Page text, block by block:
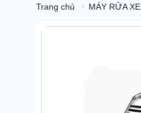
Trang chủ MÁY RỬA XE